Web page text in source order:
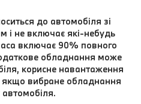
до автомобіля зі
і не включає які-небудь
включає 90% повного
обладнання може
корисне навантаження
якщо вибране обладнання